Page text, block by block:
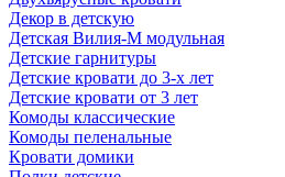
Декор в детскую
Детская Вилия-М модульная
Детские гарнитуры
Детские кровати до 3-х лет
Детские кровати от 3 лет
Комоды классические
Комоды пеленальные
Кровати домики